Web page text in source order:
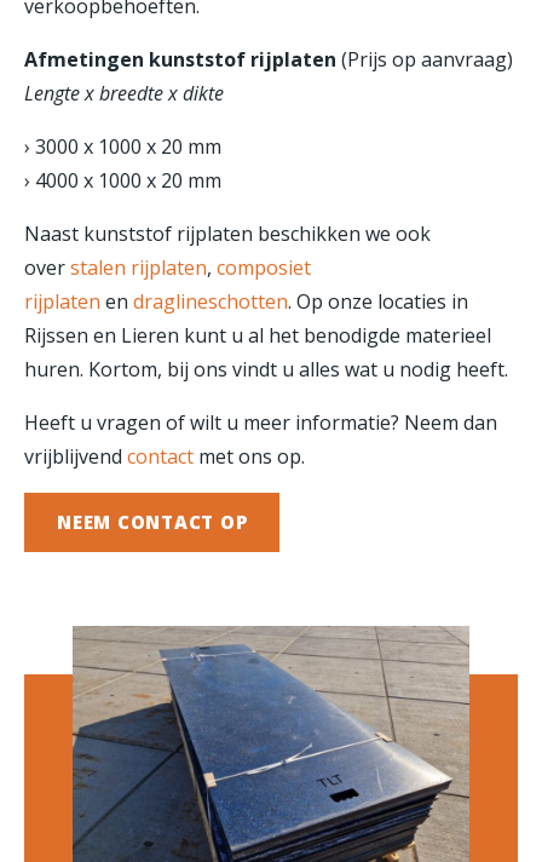
verkoopbehoeften.
Afmetingen kunststof rijplaten (Prijs op aanvraag)
Lengte x breedte x dikte
› 3000 x 1000 x 20 mm
› 4000 x 1000 x 20 mm
Naast kunststof rijplaten beschikken we ook
overstalen rijplaten, composiet
rijplaten en draglineschotten. Op onze locaties in
Rijssen en Lieren kunt u al het benodigde materieel
huren. Kortom, bij ons vindt u alles wat u nodig heeft.
Heeft u vragen of wilt u meer informatie? Neem dan
vrijblijvend contact met ons op.
NEEM CONTACT OP